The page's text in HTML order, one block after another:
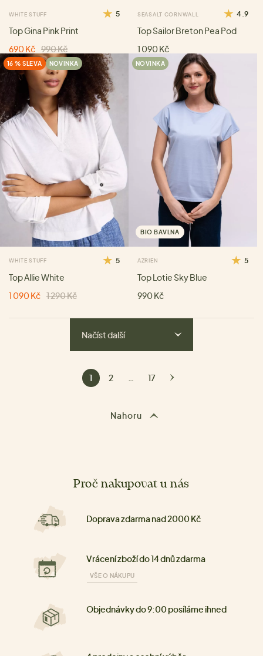
WHITE STUFF 5
Top Gina Pink Print
690 Kč 990 Kč
SEASALT CORNWALL 4.9
Top Sailor Breton Pea Pod
1 090 Kč
16 % SLEVA NOVINKA
WHITE STUFF 5
Top Allie White
1 090 Kč 1 290 Kč
NOVINKA
BIO BAVLNA
AZRIEN 5
Top Lotie Sky Blue
990 Kč
Nahoru
Načíst další
1 2 17
Proč nakupovat u nás
Doprava zdarma nad 2000 Kč
Vrácení zboží do 14 dnů zdarma
VŠE O NÁKUPU
Objednávky do 9:00 posíláme ihned